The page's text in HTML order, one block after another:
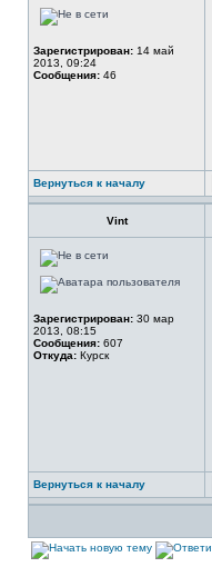
Зарегистрирован: 14 май
2013, 09:24
Сообщения: 46
Вернуться к началу
Vint
Зарегистрирован: 30 мар
2013, 08:15
Сообщения: 607
Откуда: Курск
Вернуться к началу